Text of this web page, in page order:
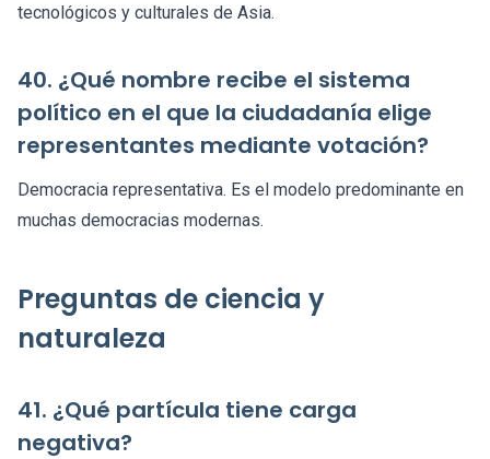
tecnológicos y culturales de Asia.
40. ¿Qué nombre recibe el sistema
político en el que la ciudadanía elige
representantes mediante votación?
Democracia representativa. Es el modelo predominante en
muchas democracias modernas.
Preguntas de ciencia y
naturaleza
41. ¿Qué partícula tiene carga
negativa?